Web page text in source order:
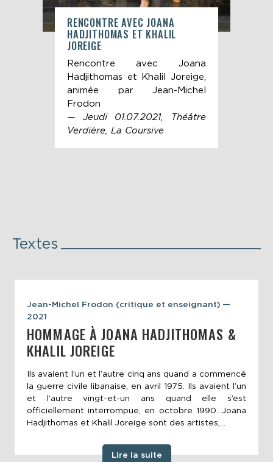
RENCONTRE AVEC JOANA
HADJITHOMAS ET KHALIL
JOREIGE
Rencontre avec Joana
Hadjithomas et Khalil Joreige,
animée par Jean-Michel
Frodon
— Jeudi 01.07.2021, Théâtre
Verdière, La Coursive
Textes
Jean-Michel Frodon (critique et enseignant) —
2021
HOMMAGE À JOANA HADJITHOMAS &
KHALIL JOREIGE
Ils avaient l’un et l’autre cinq ans quand a commencé
la guerre civile libanaise, en avril 1975. Ils avaient l’un
et l’autre vingt-et-un ans quand elle s’est
officiellement interrompue, en octobre 1990. Joana
Hadjithomas et Khalil Joreige sont des artistes,...
Lire la suite